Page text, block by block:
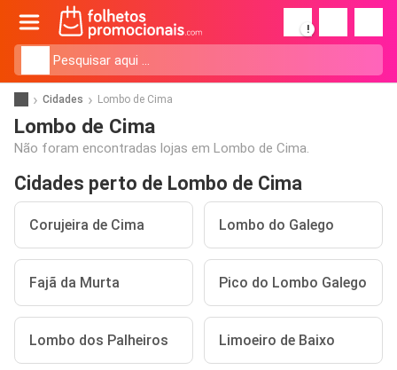
!
Cidades Lombo de Cima
Lombo de Cima
Não foram encontradas lojas em Lombo de Cima.
Cidades perto de Lombo de Cima
Corujeira de Cima Lombo do Galego
Fajã da Murta Pico do Lombo Galego
Lombo dos Palheiros Limoeiro de Baixo